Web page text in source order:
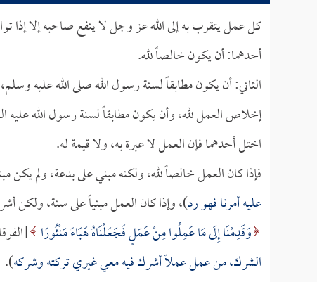
كل عمل يتقرب به إلى الله عز وجل لا ينفع صاحبه إلا إذا
أحدهما: أن يكون خالصاً لله.
الثاني: أن يكون مطابقاً لسنة رسول الله صلى الله عليه
إخلاص العمل لله، وأن يكون مطابقاً لسنة رسول الله عليه
اختل أحدهما فإن العمل لا عبرة به، ولا قيمة له.
فإذا كان العمل خالصاً لله، ولكنه مبني على بدعة، ولم يكن
عليه أمرنا فهو رد)، وإذا كان العمل مبنياً على سنة، ولكن
وَقَدِمْنَا إِلَى مَا عَمِلُوا مِنْ عَمَلٍ فَجَعَلْنَاهُ هَبَاءً مَنْثُورًا [الفرقان:23] وقال الله عز
الشرك، من عمل عملاً أشرك فيه معي غيري تركته وشركه).